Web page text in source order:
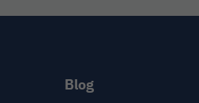
Blog